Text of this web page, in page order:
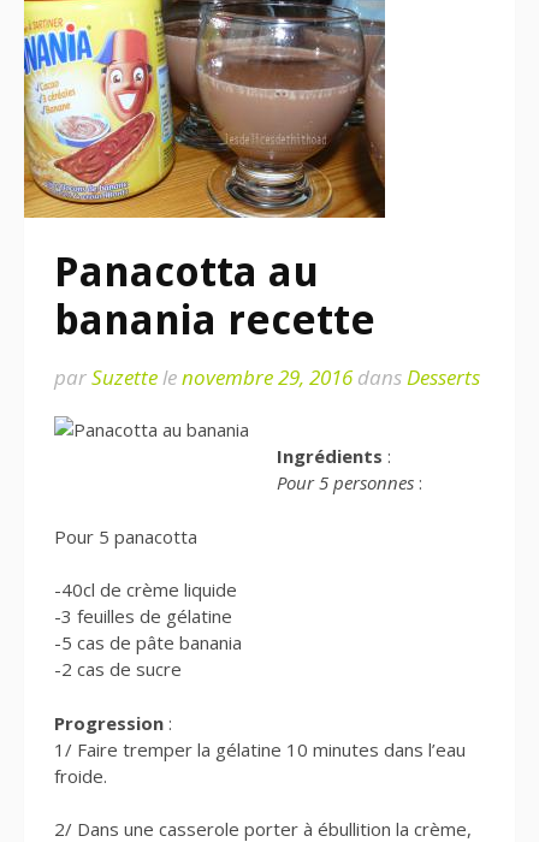
Panacotta au
banania recette
parSuzettelenovembre 29, 2016dansDesserts
Ingrédients :
Pour 5 personnes:
Pour 5 panacotta
-40cl de crème liquide
-3 feuilles de gélatine
-5 cas de pâte banania
-2 cas de sucre
Progression :
1/ Faire tremper la gélatine 10 minutes dans l’eau
froide.
2/ Dans une casserole porter à ébullition la crème,